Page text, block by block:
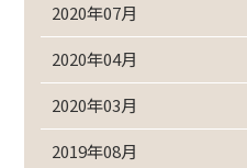
2020年07月
2020年04月
2020年03月
2019年08月